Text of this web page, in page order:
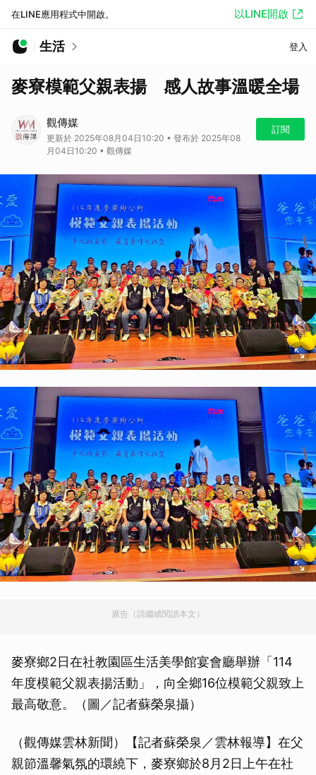
在LINE應用程式中開啟。 以LINE開啟
生活 登入
麥寮模範父親表揚 感人故事溫暖全場
觀傳媒
更新於 2025年08月04日10:20 • 發布於 2025年08
月04日10:20 • 觀傳媒
訂閱
廣告（請繼續閱讀本文）
麥寮鄉2日在社教園區生活美學館宴會廳舉辦「114
年度模範父親表揚活動」，向全鄉16位模範父親致上
最高敬意。（圖／記者蘇榮泉攝）
（觀傳媒雲林新聞）【記者蘇榮泉／雲林報導】在父
親節溫馨氣氛的環繞下，麥寮鄉於8月2日上午在社